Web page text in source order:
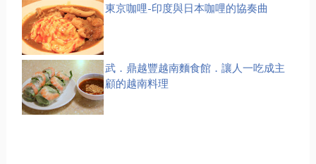
東京咖哩-印度與日本咖哩的協奏曲
武．鼎越豐越南麵食館．讓人一吃成主
顧的越南料理